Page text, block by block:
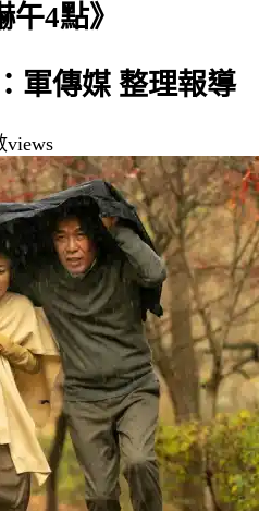
4點》
軍傳媒 整理報導